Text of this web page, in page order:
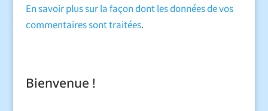
En savoir plus sur la façon dont les données de vos
commentaires sont traitées.
Bienvenue !